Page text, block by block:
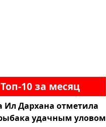
Топ-10 за месяц
Ил Дархана отметила
удачным уловом